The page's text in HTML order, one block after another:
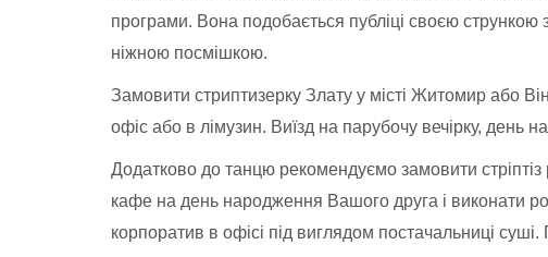
програми. Вона подобається публіці своєю
ніжною посмішкою.
Замовити стриптизерку Злату у місті Житомир або
офіс або в лімузин. Виїзд на парубочу вечірку, день
Додатково до танцю рекомендуємо замовити
кафе на день народження Вашого друга і виконати
корпоратив в офісі під виглядом постачальниці